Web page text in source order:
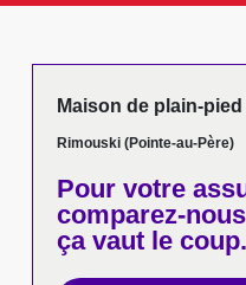
Maison de plain-pied
Rimouski (Pointe-au-Père)
Pour votre
comparez-
ça vaut le coup.